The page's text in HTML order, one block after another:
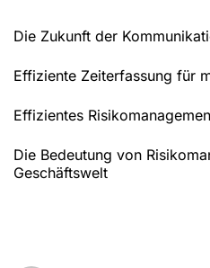
Die Zukunft der
Effiziente Zeiterfassung für
Effizientes
Die Bedeutung von
Geschäftswelt